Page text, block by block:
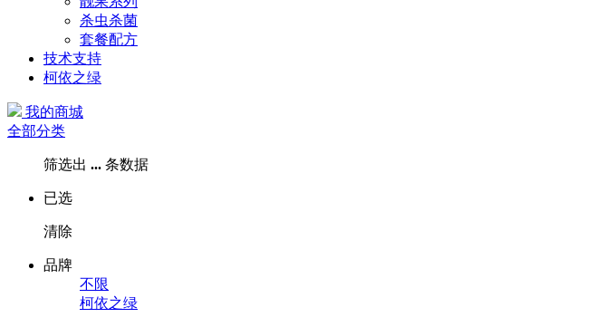
杀虫杀菌
套餐配方
技术支持
柯依之绿
我的商城
全部分类
筛选出 ... 条数据
已选
清除
品牌
不限
柯依之绿